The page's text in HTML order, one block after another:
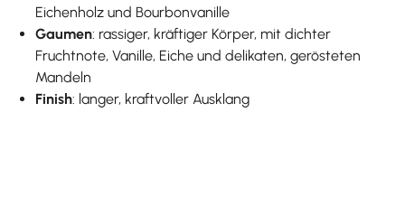
Eichenholz und Bourbonvanille
Gaumen: rassiger, kräftiger Körper, mit dichter
Fruchtnote, Vanille, Eiche und delikaten, gerösteten
Mandeln
Finish: langer, kraftvoller Ausklang